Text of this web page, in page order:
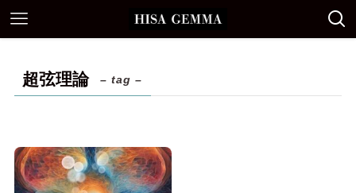
超弦理論 – tag –